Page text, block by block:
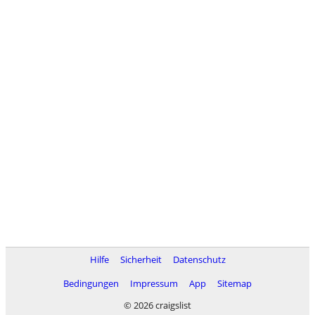
Hilfe Sicherheit
Datenschutz
Bedingungen
Impressum App
Sitemap
© 2026 craigslist